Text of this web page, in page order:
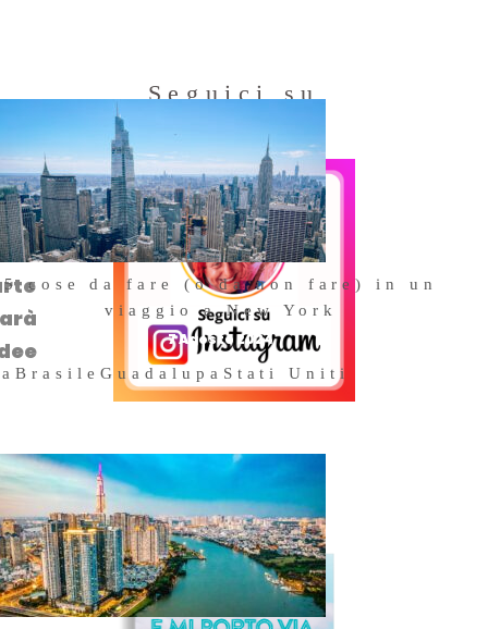
5 cose da fare (o da non fare) in un
viaggio a New York
7 Agosto 2024
BrasileGuadalupa Stati Uniti
in
la
Seguici su
Instagram
Acquista il
nostro libro